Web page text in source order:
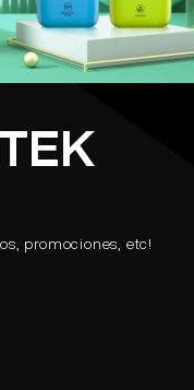
promociones, etc!